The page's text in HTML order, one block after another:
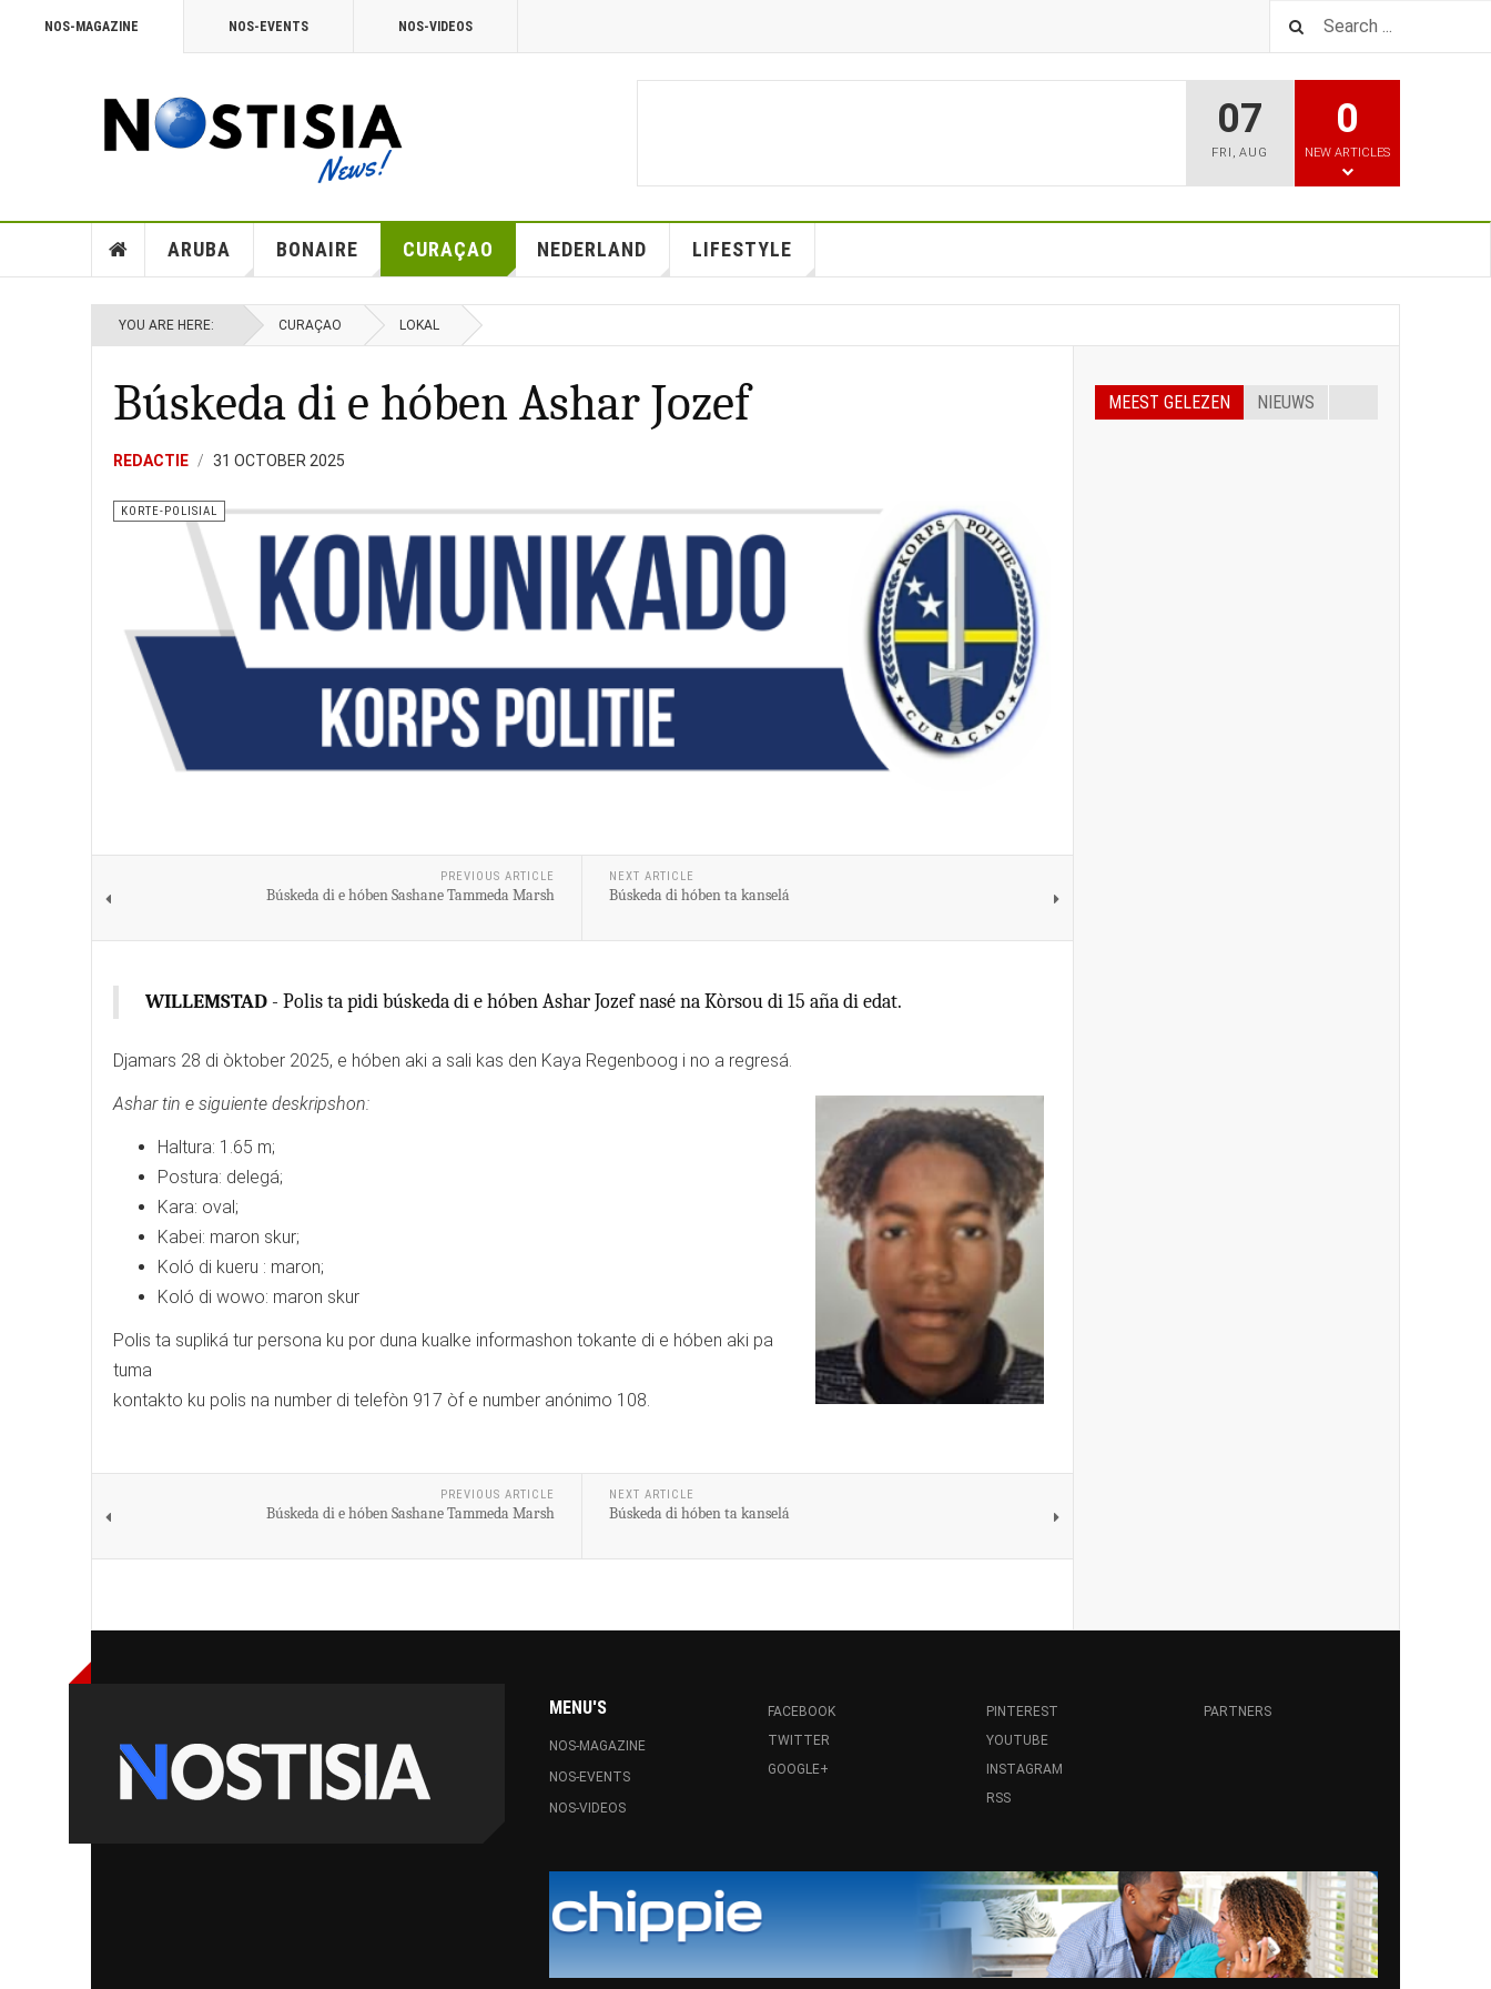
NOS-MAGAZINE NOS-EVENTS NOS-VIDEOS
07
FRI ,AUG
0
NEW ARTICLES
ARUBA BONAIRE CURAÇAO NEDERLAND LIFESTYLE
YOU ARE HERE: CURAÇAO LOKAL
Búskeda di e hóben Ashar Jozef
REDACTIE 31 OCTOBER 2025
KORTE-POLISIAL
PREVIOUS ARTICLE
Búskeda di e hóben Sashane Tammeda Marsh
NEXT ARTICLE
Búskeda di hóben ta kanselá
WILLEMSTAD - Polis ta pidi búskeda di e hóben Ashar Jozef nasé na Kòrsou di 15 aña di edat.
Djamars 28 di òktober 2025, e hóben aki a sali kas den Kaya Regenboog i no a regresá.
Ashar tin e siguiente deskripshon:
Haltura: 1.65 m;
Postura: delegá;
Kara: oval;
Kabei: maron skur;
Koló di kueru : maron;
Koló di wowo: maron skur
Polis ta supliká tur persona ku por duna kualke informashon tokante di e hóben aki pa
tuma
kontakto ku polis na number di telefòn 917 òf e number anónimo 108.
PREVIOUS ARTICLE
Búskeda di e hóben Sashane Tammeda Marsh
NEXT ARTICLE
Búskeda di hóben ta kanselá
MEEST GELEZEN NIEUWS
MENU'S
NOS-MAGAZINE
NOS-EVENTS
NOS-VIDEOS
FACEBOOK
TWITTER
GOOGLE+
PINTEREST
YOUTUBE
INSTAGRAM
RSS
PARTNERS